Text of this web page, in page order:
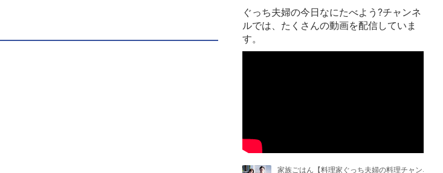
ぐっち夫婦の今日なにたべよう?チャンネ
ルでは、たくさんの動画を配信していま
す。